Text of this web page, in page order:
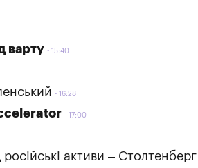
варту 15:40
16:28
17:00
активи – Столтенберг